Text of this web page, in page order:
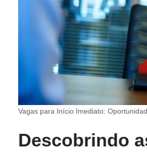
Vagas para Início Imediato:
Descobrindo